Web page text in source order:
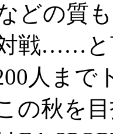
どの質
戦……と
人まで
の秋を